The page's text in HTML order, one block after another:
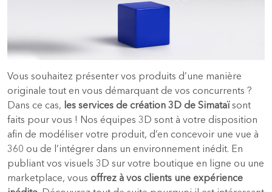
Vous souhaitez présenter vos produits d’une manière
originale tout en vous démarquant de vos concurrents ?
Dans ce cas, les services de création 3D de Simataï sont
faits pour vous ! Nos équipes 3D sont à votre disposition
afin de modéliser votre produit, d’en concevoir une vue à
360 ou de l’intégrer dans un environnement inédit. En
publiant vos visuels 3D sur votre boutique en ligne ou une
marketplace, vous offrez à vos clients une expérience